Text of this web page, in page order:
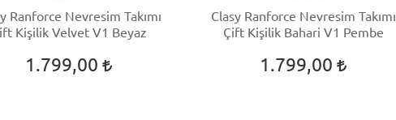
Ranforce Nevresim Takımı
Kişilik Velvet V1 Beyaz
1.799,00
Clasy Ranforce Nevresim Takımı
Çift Kişilik Bahari V1 Pembe
1.799,00